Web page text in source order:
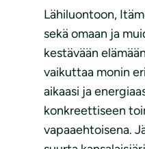
Lähiluontoon,
sekä omaan ja
kestävään
vaikuttaa monin
aikaasi ja
konkreettiseen
vapaaehtoisena.